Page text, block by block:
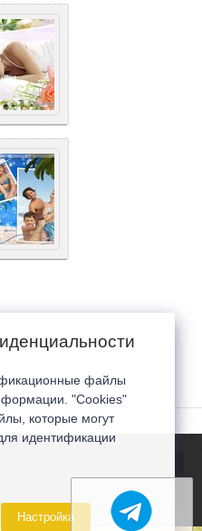
файлы
"Cookies"
которые могут
идентификации
Настройка